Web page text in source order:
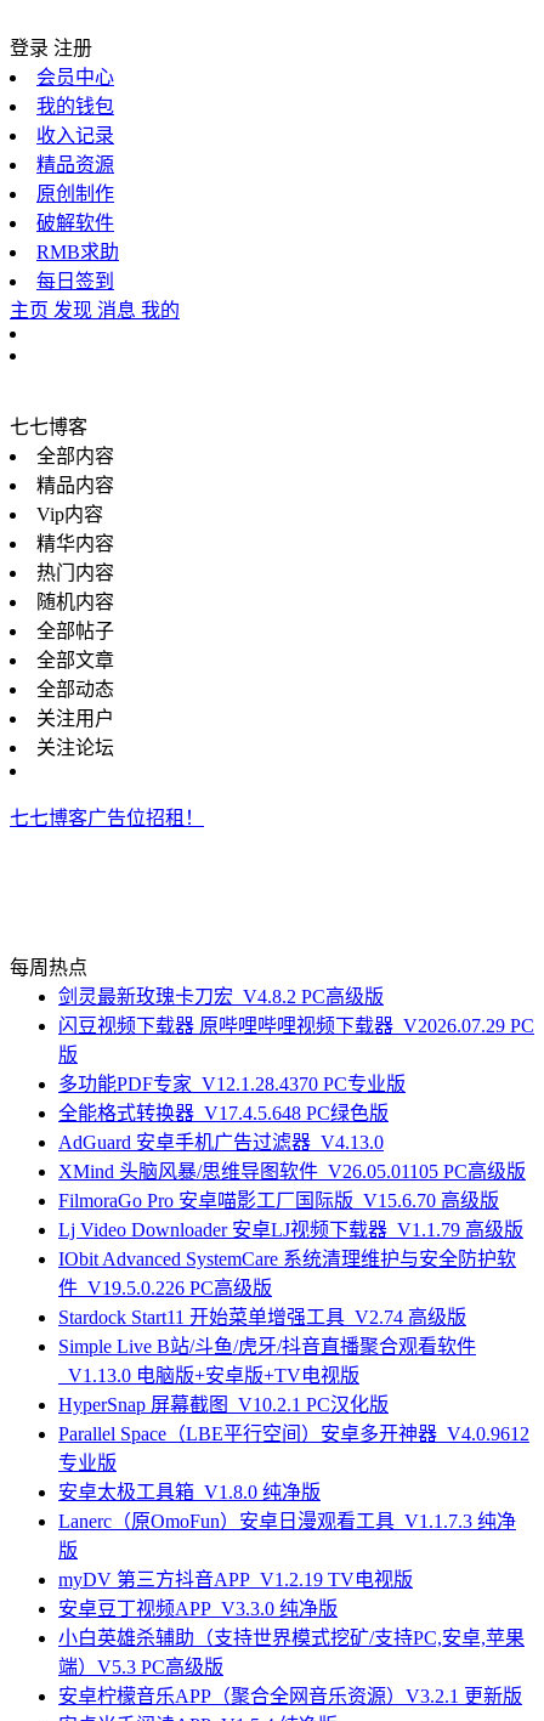
登录 注册
会员中心
我的钱包
收入记录
精品资源
原创制作
破解软件
RMB求助
每日签到
主页 发现 消息 我的
七七博客
全部内容
精品内容
Vip内容
精华内容
热门内容
随机内容
全部帖子
全部文章
全部动态
关注用户
关注论坛
七七博客广告位招租！
每周热点
剑灵最新玫瑰卡刀宏_V4.8.2 PC高级版
闪豆视频下载器 原哔哩哔哩视频下载器_V2026.07.29 PC
版
多功能PDF专家_V12.1.28.4370 PC专业版
全能格式转换器_V17.4.5.648 PC绿色版
AdGuard 安卓手机广告过滤器_V4.13.0
XMind 头脑风暴/思维导图软件_V26.05.01105 PC高级版
FilmoraGo Pro 安卓喵影工厂国际版_V15.6.70 高级版
Lj Video Downloader 安卓LJ视频下载器_V1.1.79 高级版
IObit Advanced SystemCare 系统清理维护与安全防护软
件_V19.5.0.226 PC高级版
Stardock Start11 开始菜单增强工具_V2.74 高级版
Simple Live B站/斗鱼/虎牙/抖音直播聚合观看软件
_V1.13.0 电脑版+安卓版+TV电视版
HyperSnap 屏幕截图_V10.2.1 PC汉化版
Parallel Space（LBE平行空间）安卓多开神器_V4.0.9612
专业版
安卓太极工具箱_V1.8.0 纯净版
Lanerc（原OmoFun）安卓日漫观看工具_V1.1.7.3 纯净
版
myDV 第三方抖音APP_V1.2.19 TV电视版
安卓豆丁视频APP_V3.3.0 纯净版
小白英雄杀辅助（支持世界模式挖矿/支持PC,安卓,苹果
端）V5.3 PC高级版
安卓柠檬音乐APP（聚合全网音乐资源）V3.2.1 更新版